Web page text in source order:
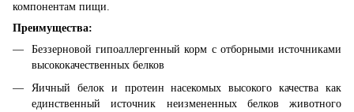
компонентам пищи.
Преимущества:
Беззерновой гипоаллергенный корм с отборными источниками
высококачественных белков
Яичный белок и протеин насекомых высокого качества как
единственный источник неизмененных белков животного